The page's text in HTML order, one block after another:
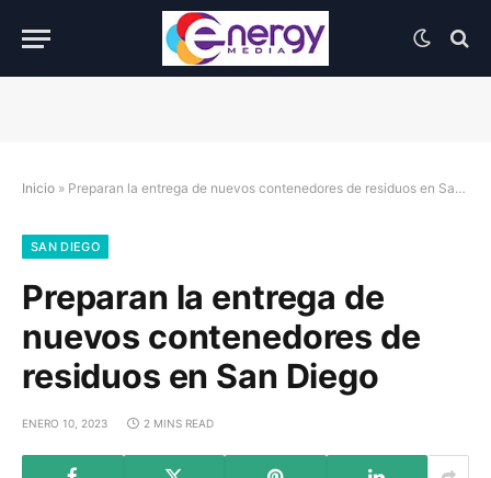
Inicio » Preparan la entrega de nuevos contenedores de residuos en San Diego
SAN DIEGO
Preparan la entrega de
nuevos contenedores de
residuos en San Diego
ENERO 10, 2023 2 MINS READ